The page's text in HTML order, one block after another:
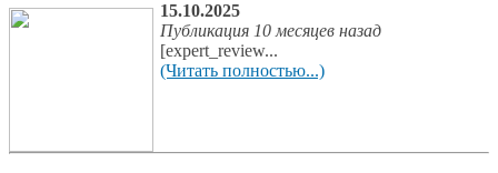
15.10.2025
Публикация 10 месяцев назад
[expert_review...
(Читать полностью...)